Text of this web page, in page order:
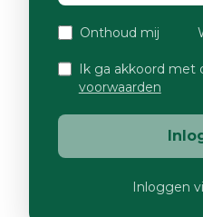
Onthoud mij
Ik ga akkoord met
voorwaarden
Inloggen